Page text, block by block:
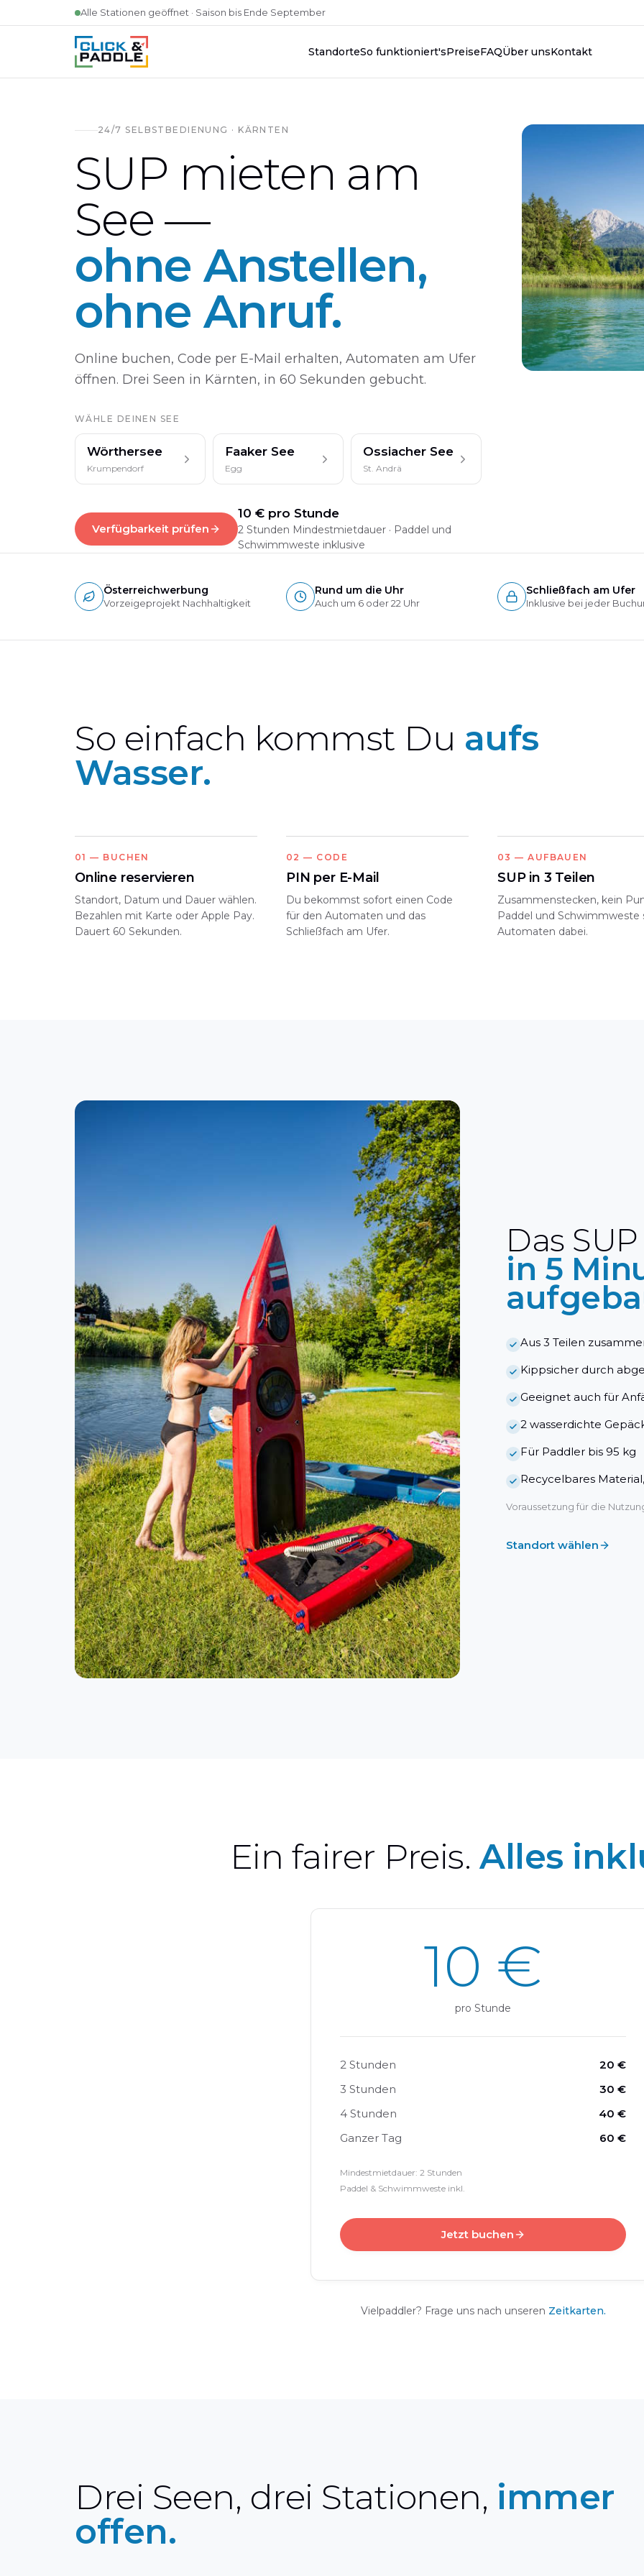
Zum Inhalt springenAlle Stationen geöffnet · Saison bis Ende September
StandorteSo funktioniert'sPreiseFAQÜber unsKontakt
24/7 SELBSTBEDIENUNG · KÄRNTEN
SUP mieten am
See —
ohne Anstellen,
ohne Anruf.
Online buchen, Code per E-Mail erhalten, Automaten am Ufer
öffnen. Drei Seen in Kärnten, in 60 Sekunden gebucht.
WÄHLE DEINEN SEE
Wörthersee
Krumpendorf
Faaker See
Egg
Ossiacher See
St. Andrä
Verfügbarkeit prüfen
10 € pro Stunde
2 Stunden Mindestmietdauer · Paddel und
Schwimmweste inklusive
Österreichwerbung
Vorzeigeprojekt Nachhaltigkeit
Rund um die Uhr
Auch um 6 oder 22 Uhr
Schließfach am Ufer
Inklusive bei jeder
So einfach kommst Du aufs
Wasser.
01 — BUCHEN
Online reservieren
Standort, Datum und Dauer wählen.
Bezahlen mit Karte oder Apple Pay.
Dauert 60 Sekunden.
02 — CODE
PIN per E-Mail
Du bekommst sofort einen Code
für den Automaten und das
Schließfach am Ufer.
03 —AUFBAUEN
SUP in 3 Teilen
Zusammenstecken, kein
Paddel und Schwimmweste
Automaten dabei.
Das
in 5
Aus 3 Teilen
Kippsicher durch
Geeignet auch für
2 wasserdichte
Für Paddler bis 95 kg
Recycelbares
Voraussetzung für die
Standort wählen
Ein fairer Preis. Alles
10 €
pro Stunde
2 Stunden
20 €
3 Stunden
30 €
4 Stunden
40 €
Ganzer Tag
60 €
Mindestmietdauer: 2 Stunden
Paddel & Schwimmweste inkl.
Jetzt buchen
Vielpaddler? Frage uns nach unseren Zeitkarten.
Drei Seen, drei Stationen, immer
offen.